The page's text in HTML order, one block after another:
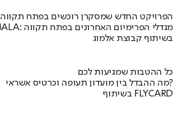
הפרויקט החדש שמסקרן רוכשים בפתח תקווה
קבוצת אלמוג מציגה את פרויקט MALA: מגדלי הפרימיום האחרונים בפתח תקווה
בשיתוף קבוצת אלמוג
כל ההטבות שמגיעות לכם
מה ההבדל בין מועדון תעופה וכרטיס אשראי?
בשיתוף FLYCARD